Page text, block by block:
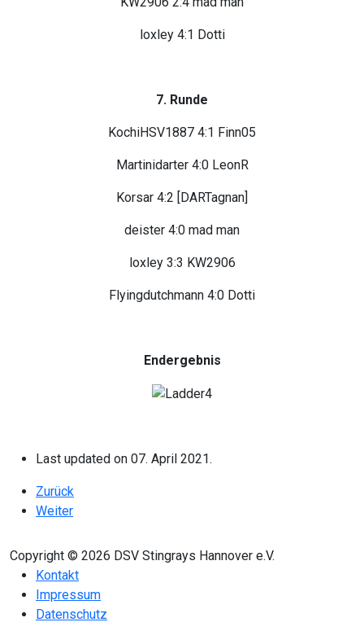
loxley 4:1 Dotti
7. Runde
KochiHSV1887 4:1 Finn05
Martinidarter 4:0 LeonR
Korsar 4:2 [DARTagnan]
deister 4:0 mad man
loxley 3:3 KW2906
Flyingdutchmann 4:0 Dotti
Endergebnis
Last updated on 07. April 2021.
Vorheriger Beitrag: 1. Viertelfinale der Stingrays Ladder
Zurück
Nächster Beitrag: Kurzbericht: Stingray Ladder Runde #2
Weiter
Copyright © 2026 DSV Stingrays Hannover e.V.
Kontakt
Impressum
Datenschutz